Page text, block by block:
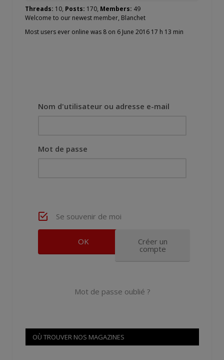
Threads: 10, Posts: 170, Members: 49
Welcome to our newest member, Blanchet
Most users ever online was 8 on 6 June 2016 17 h 13 min
Nom d'utilisateur ou adresse e-mail
Mot de passe
Se souvenir de moi
Créer un
compte
Mot de passe oublié ?
OÙ TROUVER NOS MAGAZINES